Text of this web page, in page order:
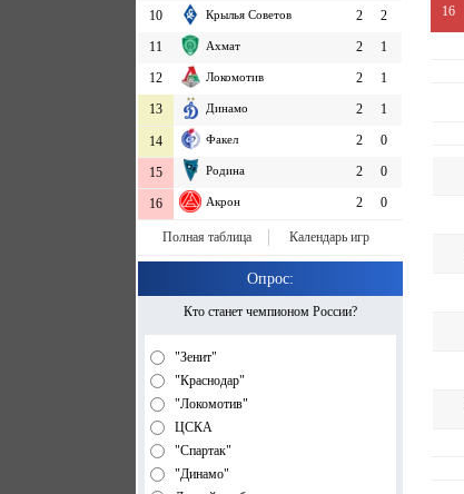
10
Крылья Советов 2
2
11
Ахмат 2
1
12
Локомотив 2
1
13
Динамо 2 1
14 Факел 2 0
15 Родина 2 0
16 Акрон 2 0
Полная таблица Календарь игр
Опрос:
Кто станет чемпионом России?
"Зенит"
"Краснодар"
"Локомотив"
ЦСКА
"Спартак"
"Динамо"
16